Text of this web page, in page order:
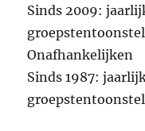
Sinds 2009:
Onafhankelijken
Sinds 1987: